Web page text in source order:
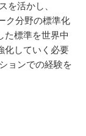
を活かし、
ク分野の標準化
た標準を世界中
化していく必要
ョンでの経験を